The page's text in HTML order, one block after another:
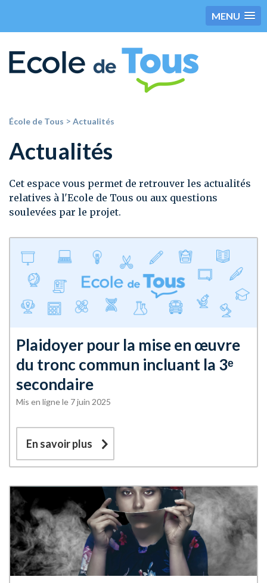
MENU
École de Tous > Actualités
Actualités
Cet espace vous permet de retrouver les actualités
relatives à l'Ecole de Tous ou aux questions
soulevées par le projet.
Plaidoyer pour la mise en œuvre
du tronc commun incluant la 3ᵉ
secondaire
Mis en ligne le 7 juin 2025
En savoir plus